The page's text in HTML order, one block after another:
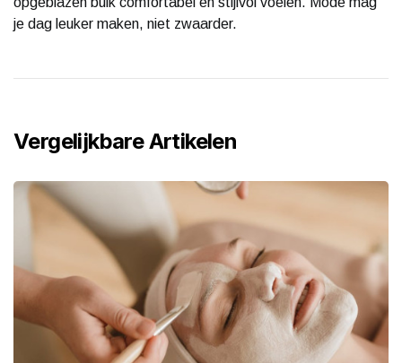
je dag leuker maken, niet zwaarder.
Vergelijkbare Artikelen